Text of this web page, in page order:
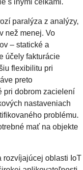
paralýza z analýzy,
než menej. Vo
– statické a
účely fakturácie
flexibilitu pri
preto
pri dobrom zacielení
nastaveniach
problému.
mať na objekte
rozvíjajúcej oblasti IoT